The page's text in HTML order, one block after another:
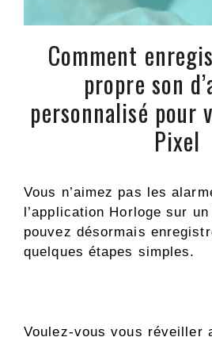
Comment
propre son
personnalisé pour
Pixel
Vous n’aimez pas les
l’application Horloge sur
pouvez désormais
quelques étapes simples.
Voulez-vous vous réveiller